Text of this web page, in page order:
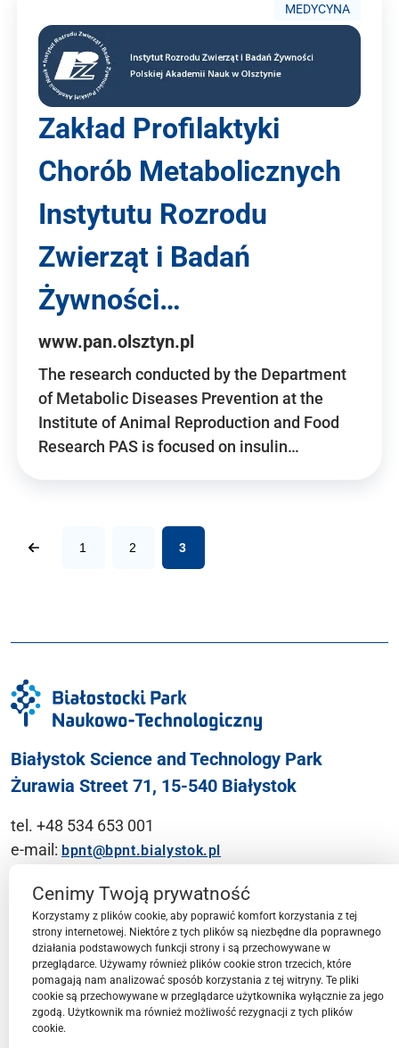
MEDYCYNA
Zakład Profilaktyki
Chorób Metabolicznych
Instytutu Rozrodu
Zwierząt i Badań
Żywności…
www.pan.olsztyn.pl
The research conducted by the Department
of Metabolic Diseases Prevention at the
Institute of Animal Reproduction and Food
Research PAS is focused on insulin…
1 2 3
Białystok Science and Technology Park
Żurawia Street 71, 15-540 Białystok
tel. +48 534 653 001
e-mail: bpnt@bpnt.bialystok.pl
Contact
BPN-T Area
BPN-T Offer
Cenimy Twoją prywatność
Korzystamy z plików cookie, aby poprawić komfort korzystania z tej
strony internetowej. Niektóre z tych plików są niezbędne dla poprawnego
działania podstawowych funkcji strony i są przechowywane w
przeglądarce. Używamy również plików cookie stron trzecich, które
pomagają nam analizować sposób korzystania z tej witryny. Te pliki
cookie są przechowywane w przeglądarce użytkownika wyłącznie za jego
zgodą. Użytkownik ma również możliwość rezygnacji z tych plików
cookie.